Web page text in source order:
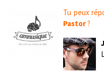
Tu peux
Pastor?